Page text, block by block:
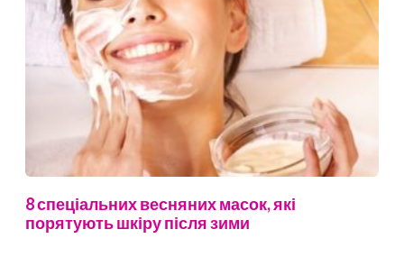
8 спеціальних весняних масок, які
порятують шкіру після зими